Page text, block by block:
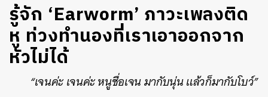
รู้จัก ‘Earworm’ ภาวะเพลงติด
หู ท่วงทำนองที่เราเอาออกจาก
หัวไม่ได้
“เจนค่ะ เจนค่ะ หนูชื่อเจน มากับนุ่น แล้วก็มากับโบว์”